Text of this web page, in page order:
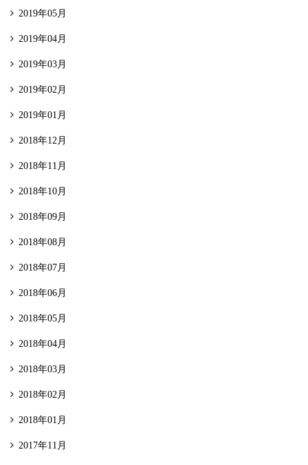
2019年05月
2019年04月
2019年03月
2019年02月
2019年01月
2018年12月
2018年11月
2018年10月
2018年09月
2018年08月
2018年07月
2018年06月
2018年05月
2018年04月
2018年03月
2018年02月
2018年01月
2017年11月